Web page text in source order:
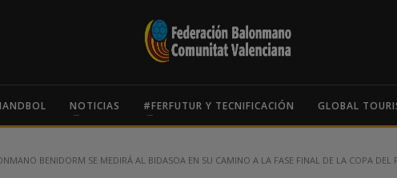
NOTICIAS #FERFUTUR Y TECNIFICACIÓN GLOBAL
BENIDORM SE MEDIRÁ AL BIDASOA EN SU CAMINO A LA FASE FINAL DE LA COPA DEL